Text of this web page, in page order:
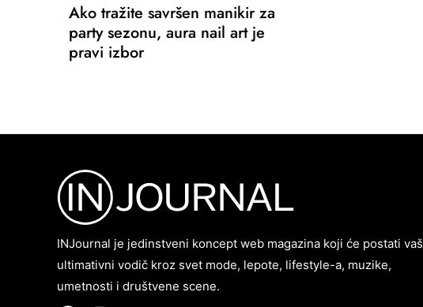
Ako tražite savršen manikir za
party sezonu, aura nail art je
pravi izbor
INJournal je jedinstveni koncept web magazina koji će postati vaš
ultimativni vodič kroz svet mode, lepote, lifestyle-a, muzike,
umetnosti i društvene scene.